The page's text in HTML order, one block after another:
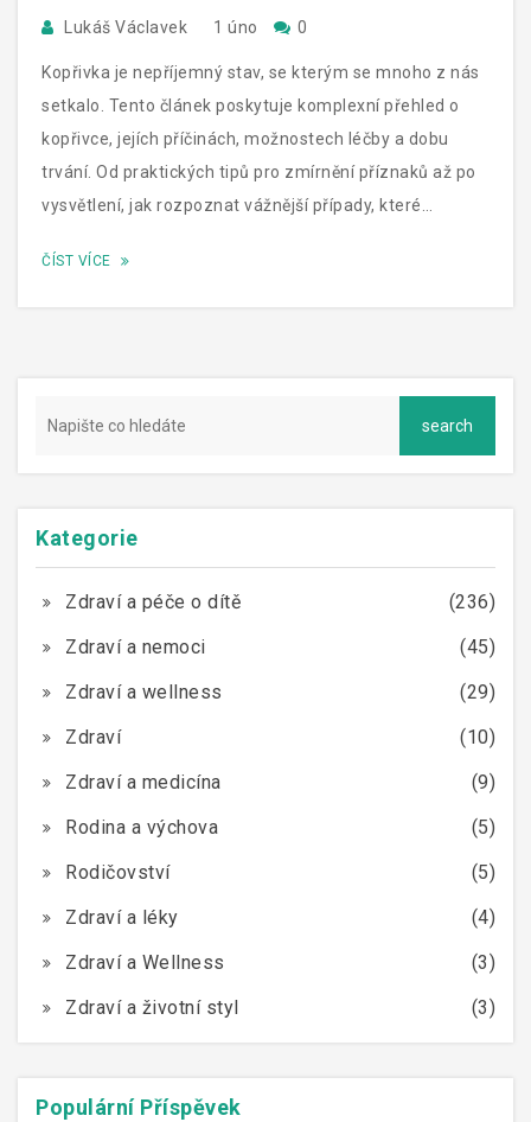
Lukáš Václavek 1 úno 0
Kopřivka je nepříjemný stav, se kterým se mnoho z nás
setkalo. Tento článek poskytuje komplexní přehled o
kopřivce, jejích příčinách, možnostech léčby a dobu
trvání. Od praktických tipů pro zmírnění příznaků až po
vysvětlení, jak rozpoznat vážnější případy, které
příručku pro každého, kdo hledá odpovědi na otázky
ČÍST VÍCE
Kategorie
Zdraví a péče o dítě
(236)
Zdraví a nemoci
(45)
Zdraví a wellness
(29)
Zdraví
(10)
Zdraví a medicína
(9)
Rodina a výchova
(5)
Rodičovství
(5)
Zdraví a léky
(4)
Zdraví a Wellness
(3)
Zdraví a životní styl
(3)
Populární Příspěvek